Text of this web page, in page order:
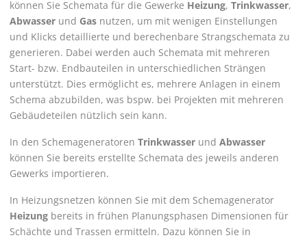
können Sie Schemata für die Gewerke Heizung, Trinkwasser,
Abwasser und Gas nutzen, um mit wenigen Einstellungen
und Klicks detaillierte und berechenbare Strangschemata zu
generieren. Dabei werden auch Schemata mit mehreren
Start- bzw. Endbauteilen in unterschiedlichen Strängen
unterstützt. Dies ermöglicht es, mehrere Anlagen in einem
Schema abzubilden, was bspw. bei Projekten mit mehreren
Gebäudeteilen nützlich sein kann.
In den Schemageneratoren Trinkwasser und Abwasser
können Sie bereits erstellte Schemata des jeweils anderen
Gewerks importieren.
In Heizungsnetzen können Sie mit dem Schemagenerator
Heizung bereits in frühen Planungsphasen Dimensionen für
Schächte und Trassen ermitteln. Dazu können Sie in